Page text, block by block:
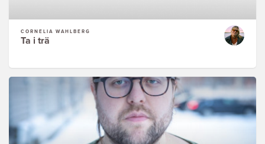
CORNELIA WAHLBERG
Ta i trä